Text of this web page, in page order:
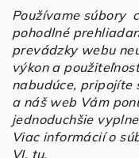
Používame súbory
pohodlné
prevádzky webu
výkon a
nabudúce, pripojíte
a náš web Vám
jednoduchšie
Viac informácií o
VI. tu.
Heureka
Hodnotenie
| Mária